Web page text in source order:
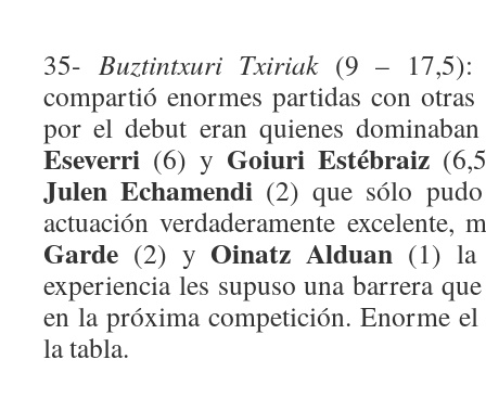
35- Buztintxuri Txiriak(9 – 17,5):
compartió enormes partidas con
por el debut eran quienes
Eseverri (6) y Goiuri Estébraiz
Julen Echamendi (2) que sólo
actuación verdaderamente excelente,
Garde (2) y Oinatz Alduan (1) la
experiencia les supuso una barrera
en la próxima competición. Enorme
la tabla.